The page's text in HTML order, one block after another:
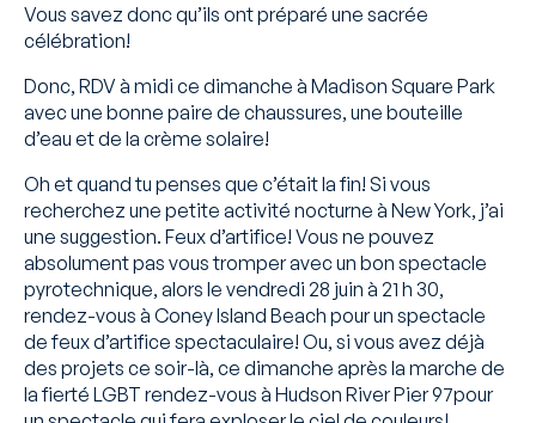
Vous savez donc qu’ils ont préparé une sacrée
célébration!
Donc, RDV à midi ce dimanche à Madison Square Park
avec une bonne paire de chaussures, une bouteille
d’eau et de la crème solaire!
Oh et quand tu penses que c’était la fin! Si vous
recherchez une petite activité nocturne à New York, j’ai
une suggestion. Feux d’artifice! Vous ne pouvez
absolument pas vous tromper avec un bon spectacle
pyrotechnique, alors le vendredi 28 juin à 21 h 30,
rendez-vous à Coney Island Beach pour un spectacle
de feux d’artifice spectaculaire! Ou, si vous avez déjà
des projets ce soir-là, ce dimanche après la marche de
la fierté LGBT rendez-vous à Hudson River Pier 97pour